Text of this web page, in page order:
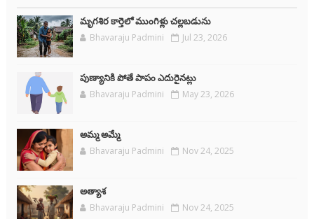
మృగశిర కార్తెలో ముంగిళ్లు చల్లబడును
Bhavaraju Padmini Jul 23, 2026
పుణ్యానికి పోతే పాపం ఎదురైనట్లు
Bhavaraju Padmini May 23, 2026
అమ్మ అమ్మే
Bhavaraju Padmini Nov 24, 2025
అత్యాశ
Bhavaraju Padmini Nov 24, 2025